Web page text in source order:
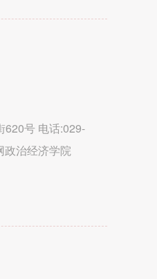
620号 电话:029-
政治经济学院